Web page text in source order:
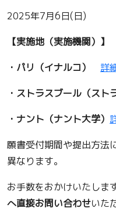
2025年7月6日(日)
【実施地（実施機関）】
・パリ（イナルコ） 詳
・ストラスブール（スト
・ナント（ナント大学）
願書受付期間や提出方法
異なります。
お手数をおかけいたしま
へ直接お問い合わせいた